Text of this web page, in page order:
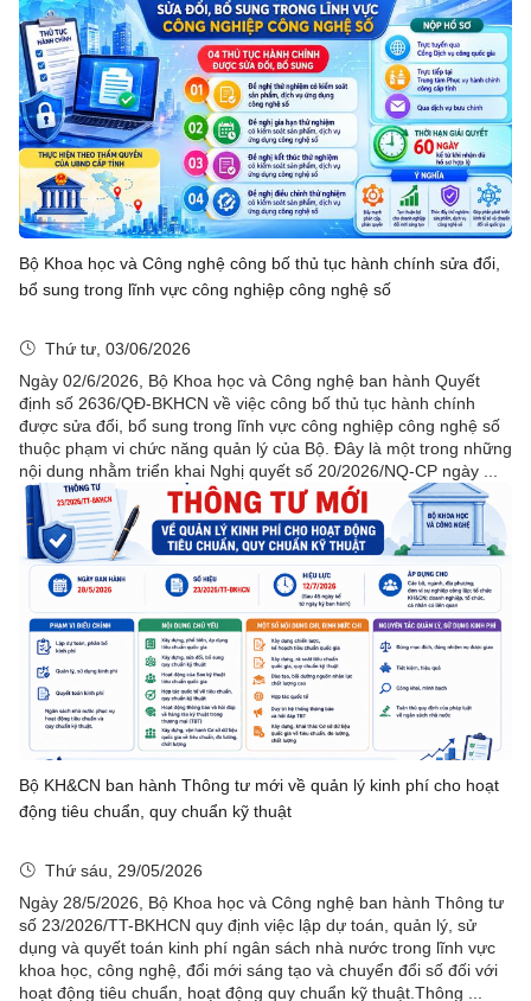
Bộ Khoa học và Công nghệ công bố thủ tục hành chính sửa đổi,
bổ sung trong lĩnh vực công nghiệp công nghệ số
Thứ tư, 03/06/2026
Ngày 02/6/2026, Bộ Khoa học và Công nghệ ban hành Quyết
định số 2636/QĐ-BKHCN về việc công bố thủ tục hành chính
được sửa đổi, bổ sung trong lĩnh vực công nghiệp công nghệ số
thuộc phạm vi chức năng quản lý của Bộ. Đây là một trong những
nội dung nhằm triển khai Nghị quyết số 20/2026/NQ-CP ngày ...
Bộ KH&CN ban hành Thông tư mới về quản lý kinh phí cho hoạt
động tiêu chuẩn, quy chuẩn kỹ thuật
Thứ sáu, 29/05/2026
Ngày 28/5/2026, Bộ Khoa học và Công nghệ ban hành Thông tư
số 23/2026/TT-BKHCN quy định việc lập dự toán, quản lý, sử
dụng và quyết toán kinh phí ngân sách nhà nước trong lĩnh vực
khoa học, công nghệ, đổi mới sáng tạo và chuyển đổi số đối với
hoạt động tiêu chuẩn, hoạt động quy chuẩn kỹ thuật.Thông ...